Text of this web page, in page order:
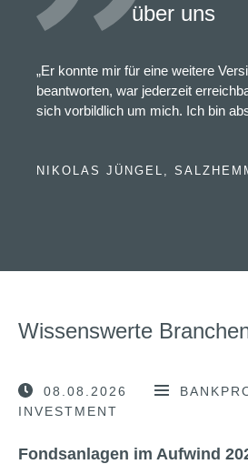
über uns
„Er konnte mir für eine weitere
beantworten, war jederzeit
sich vorbildlich um mich. Ich bin
NIKOLAS JÜNGEL,
Wissenswerte
08.08.2026
INVESTMENT
Fondsanlagen im Aufwind